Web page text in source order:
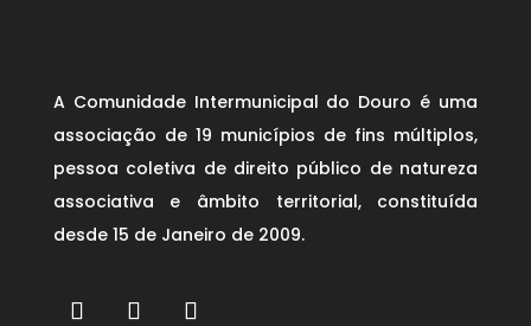
A Comunidade Intermunicipal do Douro é uma
associação de 19 municípios de fins múltiplos,
pessoa coletiva de direito público de natureza
associativa e âmbito territorial, constituída
desde 15 de Janeiro de 2009.